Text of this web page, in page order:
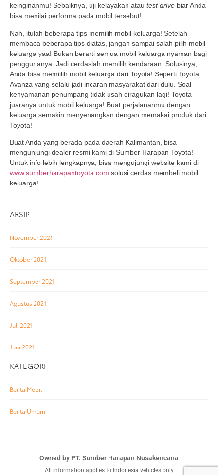
keinginanmu! Sebaiknya, uji kelayakan atau test drive biar Anda
bisa menilai performa pada mobil tersebut!
Nah, itulah beberapa tips memilih mobil keluarga! Setelah
membaca beberapa tips diatas, jangan sampai salah pilih mobil
keluarga yaa! Bukan berarti semua mobil keluarga nyaman bagi
penggunanya. Jadi cerdaslah memilih kendaraan. Solusinya,
Anda bisa memiilih mobil keluarga dari Toyota! Seperti Toyota
Avanza yang selalu jadi incaran masyarakat dari dulu. Soal
kenyamanan penumpang tidak usah diragukan lagi! Toyota
juaranya untuk mobil keluarga! Buat perjalananmu dengan
keluarga semakin menyenangkan dengan memakai produk dari
Toyota!
Buat Anda yang berada pada daerah Kalimantan, bisa
mengunjungi dealer resmi kami di Sumber Harapan Toyota!
Untuk info lebih lengkapnya, bisa mengujungi website kami di
www.sumberharapantoyota.com solusi cerdas membeli mobil
keluarga!
ARSIP
November 2021
Oktober 2021
September 2021
Agustus 2021
Juli 2021
Juni 2021
KATEGORI
Berita Mobil
Berita Umum
Owned by PT. Sumber Harapan Nusakencana
All information applies to Indonesia vehicles only